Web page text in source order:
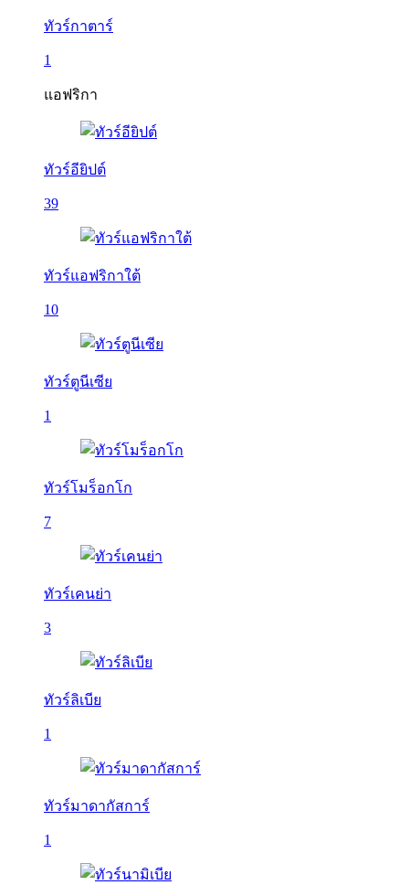
ทัวร์กาตาร์
1
แอฟริกา
ทัวร์อียิปต์
39
ทัวร์แอฟริกาใต้
10
ทัวร์ตูนีเซีย
1
ทัวร์โมร็อกโก
7
ทัวร์เคนย่า
3
ทัวร์ลิเบีย
1
ทัวร์มาดากัสการ์
1